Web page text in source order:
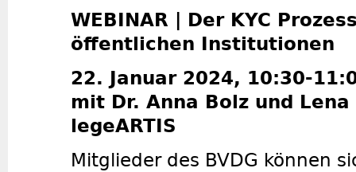
WEBINAR | Der KYC
öffentlichen Institutionen
22. Januar 2024, 10:30-
mit Dr. Anna Bolz und
legeARTIS
Mitglieder des BVDG können